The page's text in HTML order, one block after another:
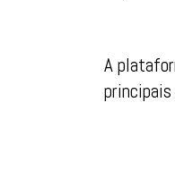
A
principais